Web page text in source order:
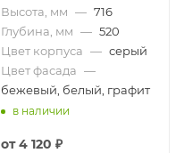
Высота, мм — 716
Глубина, мм — 520
Цвет корпуса — серый
Цвет фасада —
бежевый, белый, графит
в наличии
от4 120 ₽